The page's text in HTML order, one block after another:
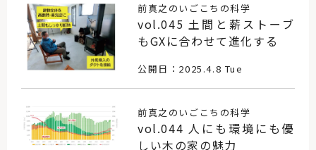
前真之のいごこちの科学
vol.045 土間と薪ストーブ
もGXに合わせて進化する
公開日：2025.4.8 Tue
前真之のいごこちの科学
vol.044 人にも環境にも優
しい木の家の魅力